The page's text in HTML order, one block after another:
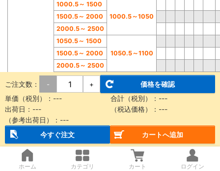
1000.5～ 1500
1000.5～1050
1500.5～ 2000
2000.5～ 2500
1050.5～ 1500
1050.5～1100
1500.5～ 2000
2000.5～ 2500
1100.5～1500
1100.5
1150
1150.5～1200
1600.5～2050
2050.
1200.5～1600
1200.5 ～ 1250
1600.5～2050
ご注文数： - +
価格を確認
単価（税別）： --- 合計（税別）： ---
出荷日： --- （税込価格）： ---
（参考出荷日）： ---
今すぐ注文
カートへ追加
ホーム カテゴリ カート ログイン